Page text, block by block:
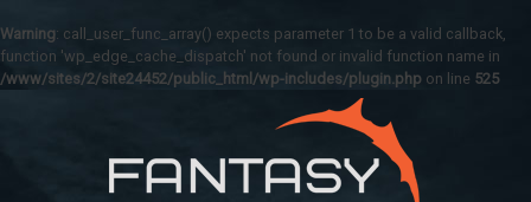
Warning: call_user_func_array() expects parameter 1 to be a valid callback,
function 'wp_edge_cache_dispatch' not found or invalid function name in
/www/sites/2/site24452/public_html/wp-includes/plugin.php on line 525